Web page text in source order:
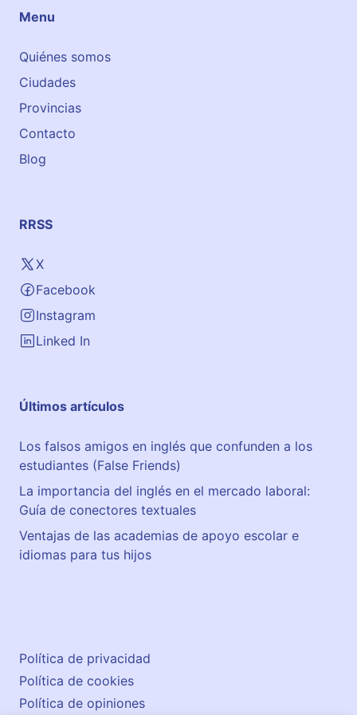
Menu
Quiénes somos
Ciudades
Provincias
Contacto
Blog
RRSS
X
Facebook
Instagram
Linked In
Últimos artículos
Los falsos amigos en inglés que confunden a los
estudiantes (False Friends)
La importancia del inglés en el mercado laboral:
Guía de conectores textuales
Ventajas de las academias de apoyo escolar e
idiomas para tus hijos
Política de privacidad
Política de cookies
Política de opiniones